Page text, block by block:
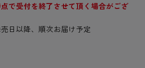
で受付を終了させて頂く場合がござ
日以降、順次お届け予定